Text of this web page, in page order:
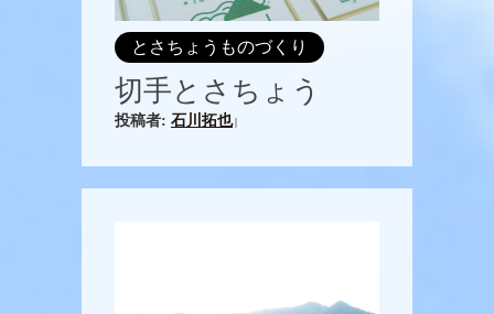
とさちょうものづくり
切手とさちょう
投稿者: 石川拓也|